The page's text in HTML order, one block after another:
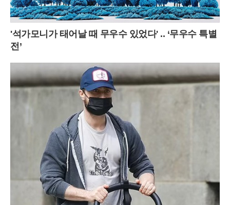
'석가모니가 태어날 때 무우수 있었다' .. ‘무우수 특별
전’